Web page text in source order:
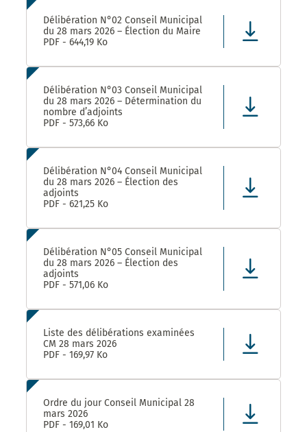
Délibération N°02 Conseil Municipal
du 28 mars 2026 – Élection du Maire
PDF - 644,19 Ko
Délibération N°03 Conseil Municipal
du 28 mars 2026 – Détermination du
nombre d’adjoints
PDF - 573,66 Ko
Délibération N°04 Conseil Municipal
du 28 mars 2026 – Élection des
adjoints
PDF - 621,25 Ko
Délibération N°05 Conseil Municipal
du 28 mars 2026 – Élection des
adjoints
PDF - 571,06 Ko
Liste des délibérations examinées
CM 28 mars 2026
PDF - 169,97 Ko
Ordre du jour Conseil Municipal 28
mars 2026
PDF - 169,01 Ko